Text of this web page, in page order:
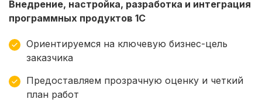
Внедрение, настройка, разработка и интеграция
программных продуктов 1С
Ориентируемся на ключевую бизнес-цель
заказчика
Предоставляем прозрачную оценку и четкий
план работ